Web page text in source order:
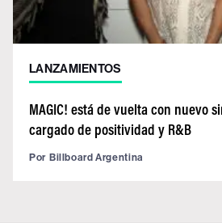
LANZAMIENTOS
MAGIC! está de vuelta con nuevo
cargado de positividad y R&B
Por Billboard Argentina